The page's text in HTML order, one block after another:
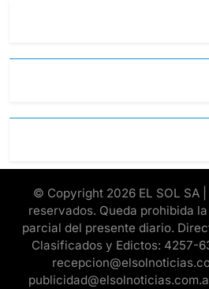
© Copyright 2026 EL SOL SA
reservados. Queda prohibida
parcial del presente diario.
Clasificados y Edictos: 4257-